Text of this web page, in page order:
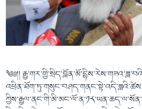
ཞིབ་
བསྐྱོད།
དྲ་བརྙན་གསར་འགྱུར།
ཁ་བའི་མི་སྣ།
བུད་མེད་ལེ་ཚན།
ཆབ་སྲིད་བཙོན་པ་ངོ་སྤྲོད།
བགྲོ་གླེང་མདུན་ལྕོག
བསྐྱར་ཞིབ།
པོ་ཊི་ཁ་སི།
ཕ་ཡུལ་གླེང་སྟེགས།
ཆོས་རིག་ལེ་ཚན།
Learning English
རྗེས་འབྲངས།
སྐད་ཡིག
༄༅།།